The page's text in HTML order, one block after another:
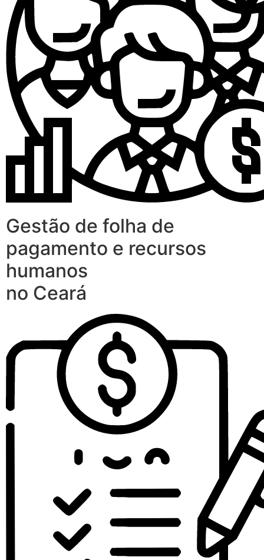
Gestão de folha de
pagamento e recursos
humanos
no Ceará